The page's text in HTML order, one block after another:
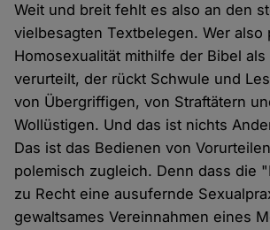
Weit und breit fehlt es also an den
vielbesagten Textbelegen. Wer also
Homosexualität mithilfe der Bibel als
verurteilt, der rückt Schwule und
von Übergriffigen, von Straftätern
Wollüstigen. Und das ist nichts
Das ist das Bedienen von
polemisch zugleich. Denn dass die
zu Recht eine ausufernde
gewaltsames Vereinnahmen eines